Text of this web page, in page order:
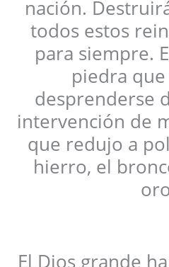
nación.
todos estos
para siempre.
piedra
desprenderse
intervención de
que redujo a
hierro, el
El Dios grande